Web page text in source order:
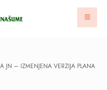
JN – IZMENJENA VERZIJA PLANA